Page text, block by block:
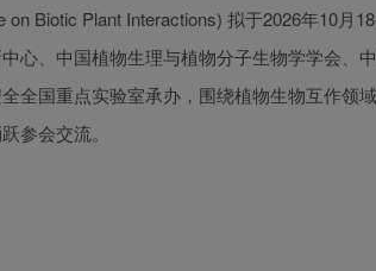
on Biotic Plant Interactions) 拟于2026年10月
心、中国植物生理与植物分子生物学学会、
全国重点实验室承办，围绕植物生物互作领
参会交流。